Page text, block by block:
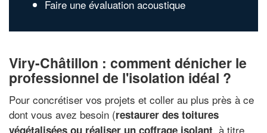
Faire une évaluation acoustique
Viry-Châtillon : comment dénicher le
professionnel de l'isolation idéal ?
Pour concrétiser vos projets et coller au plus près à ce
dont vous avez besoin (restaurer des toitures
végétalisées ou réaliser un coffrage isolant, à titre